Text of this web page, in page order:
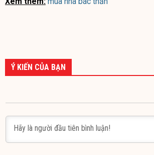
Ý KIẾN CỦA BẠN